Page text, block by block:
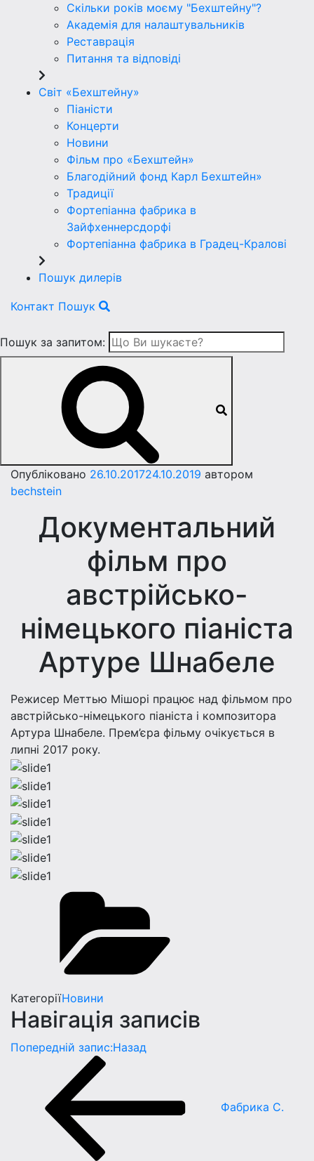
Скільки років моєму "Бехштейну"?
Академія для налаштувальників
Реставрація
Питання та відповіді
Світ «Бехштейну»
Піаністи
Концерти
Новини
Фільм про «Бехштейн»
Благодійний фонд Карл Бехштейн»
Традиції
Фортепіанна фабрика в
Зайфхеннерсдорфi
Фортепіанна фабрика в Градец-Краловi
Пошук дилерів
Контакт Пошук
Пошук за запитом:
Опубліковано 26.10.201724.10.2019 автором
bechstein
Документальний
фільм про
австрійсько-
німецького піаніста
Артуре Шнабеле
Режисер Меттью Мішорі працює над фільмом про
австрійсько-німецького піаніста і композитора
Артура Шнабеле. Прем’єра фільму очікується в
липні 2017 року.
КатегоріїНовини
Навігація записів
Попередній запис:Назад
Фабрика C.